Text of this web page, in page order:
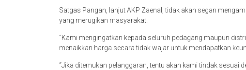
Satgas Pangan, lanjut AKP Zaenal, tidak akan segan
yang merugikan masyarakat.
“Kami mengingatkan kepada seluruh pedagang maupun
menaikkan harga secara tidak wajar untuk mendapatkan
“Jika ditemukan pelanggaran, tentu akan kami tindak sesuai